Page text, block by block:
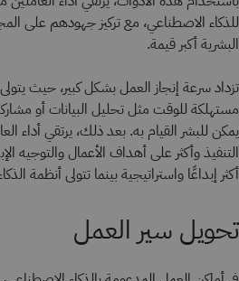
للذكاء الاصطناعي، مع تركيز جهودهم على
البشرية أكبر قيمة.
تزداد سرعة إنجاز العمل بشكل كبير، حيث
مستهلكة للوقت مثل تحليل البيانات أو
يمكن للبشر القيام به. بعد ذلك، يرتقي أداء
التنفيذ وأكثر على أهداف الأعمال والتوجيه
أكثر إبداعًا واستراتيجية بينما تتولى أنظمة
تحويل سير العمل